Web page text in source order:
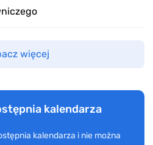
więcej
kalendarza
kalendarza i nie można